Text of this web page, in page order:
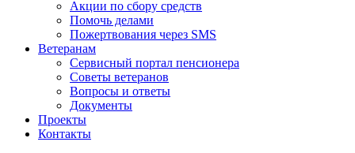
Акции по сбору средств
Помочь делами
Пожертвования через SMS
Ветеранам
Сервисный портал пенсионера
Советы ветеранов
Вопросы и ответы
Документы
Проекты
Контакты